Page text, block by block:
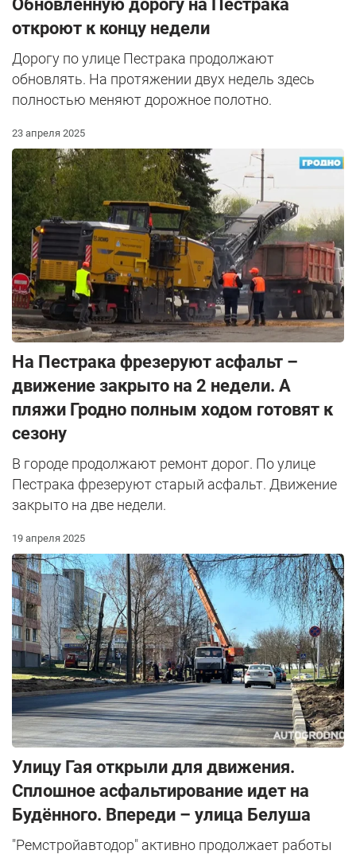
Обновлённую дорогу на Пестрака
откроют к концу недели
Дорогу по улице Пестрака продолжают
обновлять. На протяжении двух недель здесь
полностью меняют дорожное полотно.
23 апреля 2025
На Пестрака фрезеруют асфальт –
движение закрыто на 2 недели. А
пляжи Гродно полным ходом готовят к
сезону
В городе продолжают ремонт дорог. По улице
Пестрака фрезеруют старый асфальт. Движение
закрыто на две недели.
19 апреля 2025
Улицу Гая открыли для движения.
Сплошное асфальтирование идет на
Будённого. Впереди – улица Белуша
"Ремстройавтодор" активно продолжает работы